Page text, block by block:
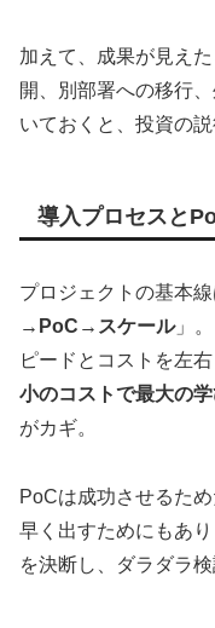
加えて、成果が見え
開、別部署への移行
いておくと、投資の
導入プロセスと
プロジェクトの基本線
→PoC→スケール」
ピードとコストを左
小のコストで最大の
がカギ。
PoCは成功させるた
早く出すためにもあ
を決断し、ダラダラ